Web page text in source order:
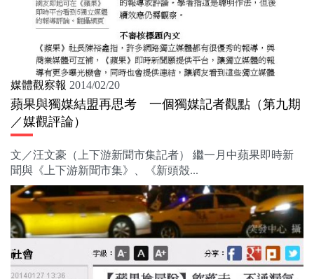
媒體觀察報 2014/02/20
蘋果與獨媒結盟再思考 一個獨媒記者觀點（第九期
／媒觀評論）
文／汪文豪（上下游新聞市集記者） 繼一月中蘋果即時新
聞與《上下游新聞市集》、《新頭殼...